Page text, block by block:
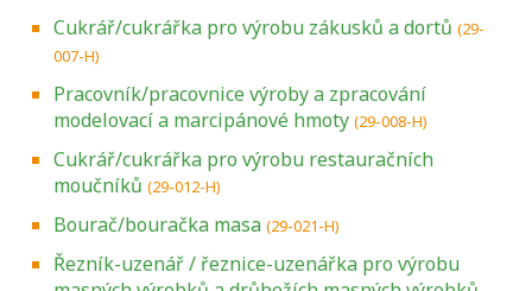
Cukrář/cukrářka pro výrobu zákusků a dortů (29-
007-H)
Pracovník/pracovnice výroby a zpracování
modelovací a marcipánové hmoty (29-008-H)
Cukrář/cukrářka pro výrobu restauračních
moučníků (29-012-H)
Bourač/bouračka masa (29-021-H)
Řezník-uzenář / řeznice-uzenářka pro výrobu